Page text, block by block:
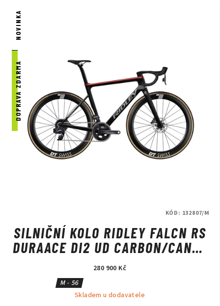
NOVINKA
DOPRAVA ZDARMA
SILNIČNÍ KOLO RIDLEY FALCN RS
DURAACE DI2 UD CARBON/CANDY
RED METALLIC/SILVER
280 900 Kč
M - 56
Skladem u dodavatele
KÓD: 132807/M